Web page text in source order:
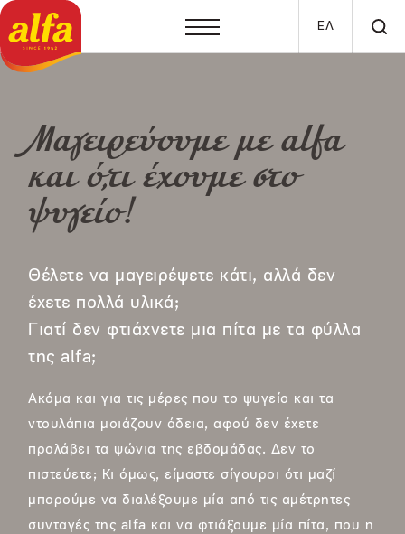
Skip to main content
ΕΛ
Μαγειρεύουμε με alfa
και ό,τι έχουμε στο
ψυγείο!
Θέλετε να μαγειρέψετε κάτι, αλλά δεν
έχετε πολλά υλικά;
Γιατί δεν φτιάχνετε μια πίτα με τα φύλλα
της alfa;
Ακόμα και για τις μέρες που το ψυγείο και τα
ντουλάπια μοιάζουν άδεια, αφού δεν έχετε
προλάβει τα ψώνια της εβδομάδας. Δεν το
πιστεύετε; Κι όμως, είμαστε σίγουροι ότι μαζί
μπορούμε να διαλέξουμε μία από τις αμέτρητες
συνταγές της alfa και να φτιάξουμε μία πίτα, που η